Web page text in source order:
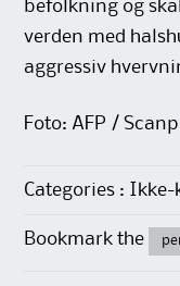
befolkning og
verden med
aggressiv
Foto: AFP /
Categories :
Bookmark the